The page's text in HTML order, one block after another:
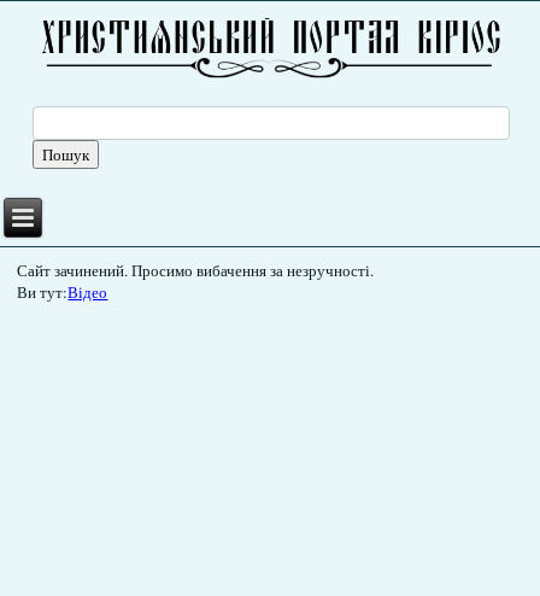
Сайт зачинений. Просимо вибачення за незручності.
Ви тут:Відео